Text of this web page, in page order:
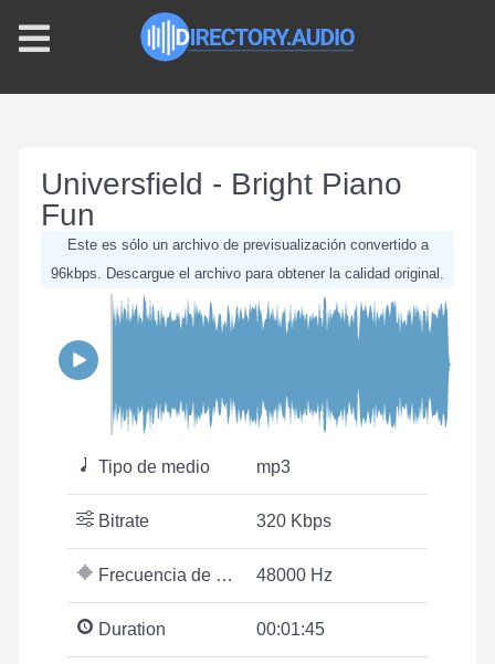
Universfield - Bright Piano
Fun
Este es sólo un archivo de previsualización convertido a
96kbps. Descargue el archivo para obtener la calidad original.
Tipo de medio mp3
Bitrate 320 Kbps
Frecuencia de muestreo 48000 Hz
Duration 00:01:45